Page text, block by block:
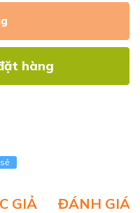
hàng
GIẢ ĐÁNH GIÁ